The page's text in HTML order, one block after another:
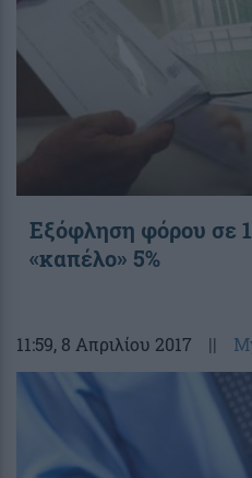
Εξόφληση φόρου σε
«καπέλο» 5%
11:59, 8 Απριλίου 2017 ||